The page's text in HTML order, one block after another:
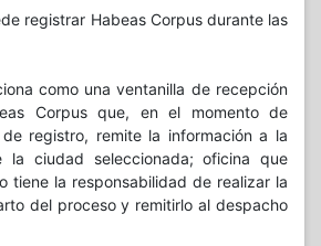
s (Demandado/s)
registrar Habeas Corpus durante las
como una ventanilla de recepción
Corpus que, en el momento de
registro, remite la información a la
la ciudad seleccionada; oficina que
tiene la responsabilidad de realizar la
del proceso y remitirlo al despacho